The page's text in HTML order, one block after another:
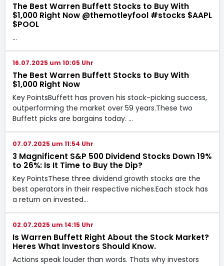
The Best Warren Buffett Stocks to Buy With
$1,000 Right Now @themotleyfool #stocks $AAPL
$POOL
…
16.07.2025 um 10:05 Uhr
The Best Warren Buffett Stocks to Buy With
$1,000 Right Now
Key PointsBuffett has proven his stock-picking success,
outperforming the market over 59 years.These two
Buffett picks are bargains today. …
07.07.2025 um 11:54 Uhr
3 Magnificent S&P 500 Dividend Stocks Down 19%
to 26%: Is It Time to Buy the Dip?
Key PointsThese three dividend growth stocks are the
best operators in their respective niches.Each stock has
a return on invested…
02.07.2025 um 14:15 Uhr
Is Warren Buffett Right About the Stock Market?
Heres What Investors Should Know.
Actions speak louder than words. Thats why investors